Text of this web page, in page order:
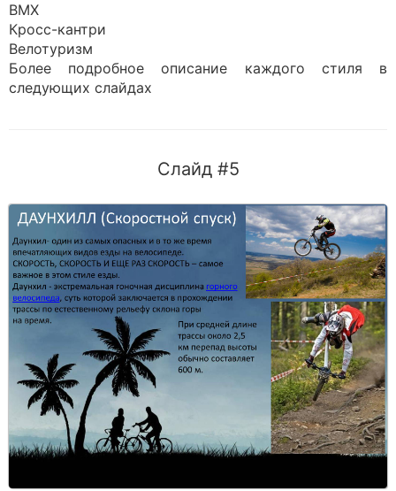
BMX
Кросс-кантри
Велотуризм
Более подробное описание каждого стиля в
следующих слайдах
Слайд #5